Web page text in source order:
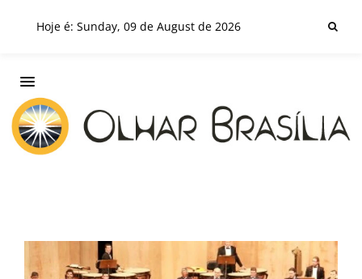
Hoje é: Sunday, 09 de August de 2026